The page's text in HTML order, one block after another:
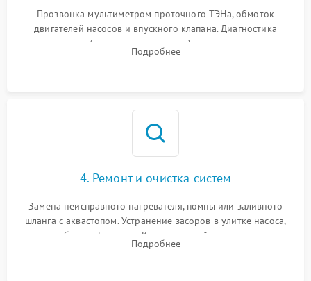
Прозвонка мультиметром проточного ТЭНа, обмоток
двигателей насосов и впускного клапана. Диагностика
прессостата (датчика уровня воды), датчика мутности,
концевика дверцы и электронного модуля управления.
Подробнее
4. Ремонт и очистка систем
Замена неисправного нагревателя, помпы или заливного
шланга с аквастопом. Устранение засоров в улитке насоса,
патрубках и фильтрах. Компонентный ремонт платы
управления, восстановление поврежденной проводки.
Подробнее